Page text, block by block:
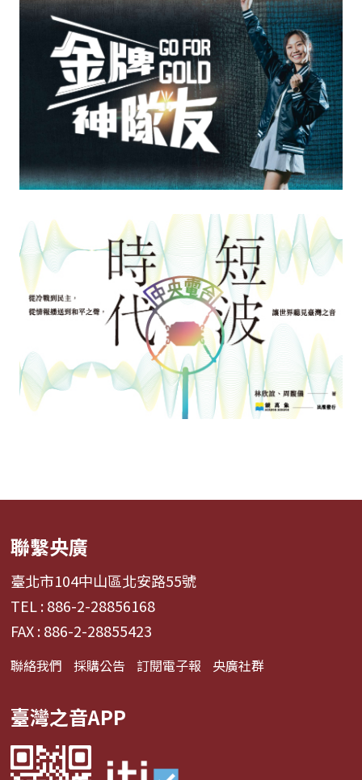
聯繫央廣
臺北市104中山區北安路55號
TEL : 886-2-28856168
FAX : 886-2-28855423
聯絡我們 採購公告 訂閱電子報 央廣社群
臺灣之音APP